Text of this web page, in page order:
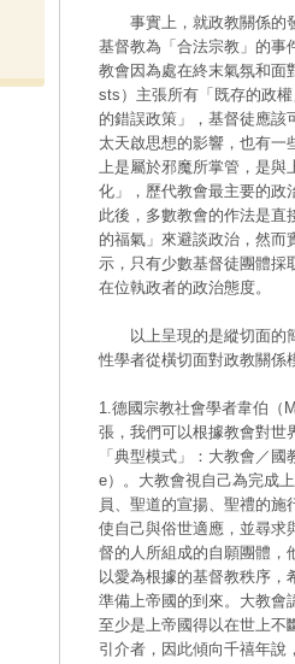
事實上，就政教關係的發
基督教為「合法宗教」的事
教會因為處在終末氣氛和面
sts）主張所有「既存的政
的錯誤政策」，基督徒應該
太天啟思想的影響，也有一
上是屬於邪魔所掌管，是與
化」，歷代教會最主要的政
此後，多數教會的作法是直
的福氣」來避談政治，然而
示，只有少數基督徒團體採
在位執政者的政治態度。
以上呈現的是縱切面的簡
性學者從橫切面對政教關係
1.德國宗教社會學者韋伯（
張，我們可以根據教會對世
「典型模式」：大教會／
e）。大教會視自己為完成
員、聖道的宣揚、聖禮的
使自己與俗世適應，並尋求
督的人所組成的自願團體，
以愛為根據的基督教秩序
準備上帝國的到來。大教會
至少是上帝國得以在世上不
引介者，因此傾向千禧年說